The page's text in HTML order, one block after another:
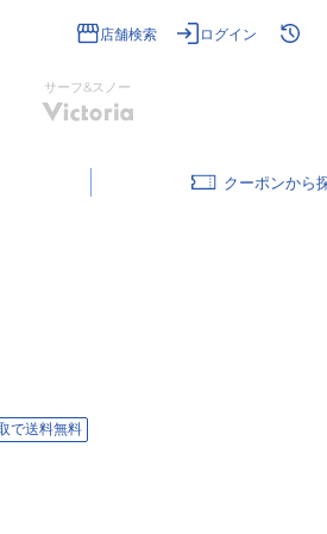
店舗検索 ログイン
サーフ&スノー
クーポン
で送料無料